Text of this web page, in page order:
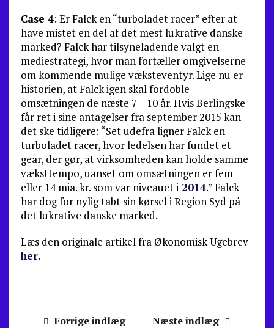
Case 4: Er Falck en “turboladet racer” efter at
have mistet en del af det mest lukrative danske
marked? Falck har tilsyneladende valgt en
mediestrategi, hvor man fortæller omgivelserne
om kommende mulige vækste­ventyr. Lige nu er
historien, at Falck igen skal fordoble
omsætningen de næste 7 – 10 år. Hvis Berlingske
får ret i sine antagelser fra september 2015 kan
det ske tidli­gere: “Set udefra ligner Falck en
turboladet racer, hvor ledelsen har fundet et
gear, der gør, at virksomheden kan holde samme
væksttempo, uanset om omsætnin­gen er fem
eller 14 mia. kr. som var niveauet i2014.” Falck
har dog for nylig tabt sin kørsel i Region Syd på
det lukrative danske marked.
Læs den originale artikel fra Økonomisk Ugebrev
her.
Forrige indlæg Næste indlæg